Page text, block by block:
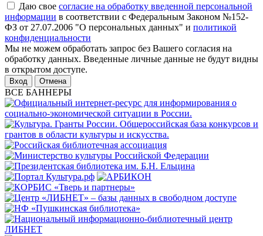
Даю свое согласие на обработку введенной персональной
информации в соответствии с Федеральным Законом №152-
ФЗ от 27.07.2006 "О персональных данных" и политикой
конфиденциальности
Мы не можем обработать запрос без Вашего согласия на
обработку данных. Введенные личные данные не будут видны
в открытом доступе.
Отмена
ВСЕ БАННЕРЫ